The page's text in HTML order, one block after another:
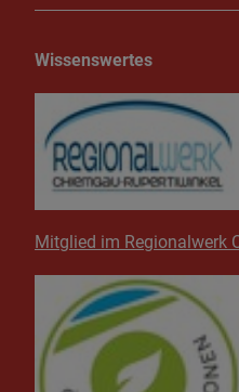
Wissenswertes
Mitglied im Regionalwerk